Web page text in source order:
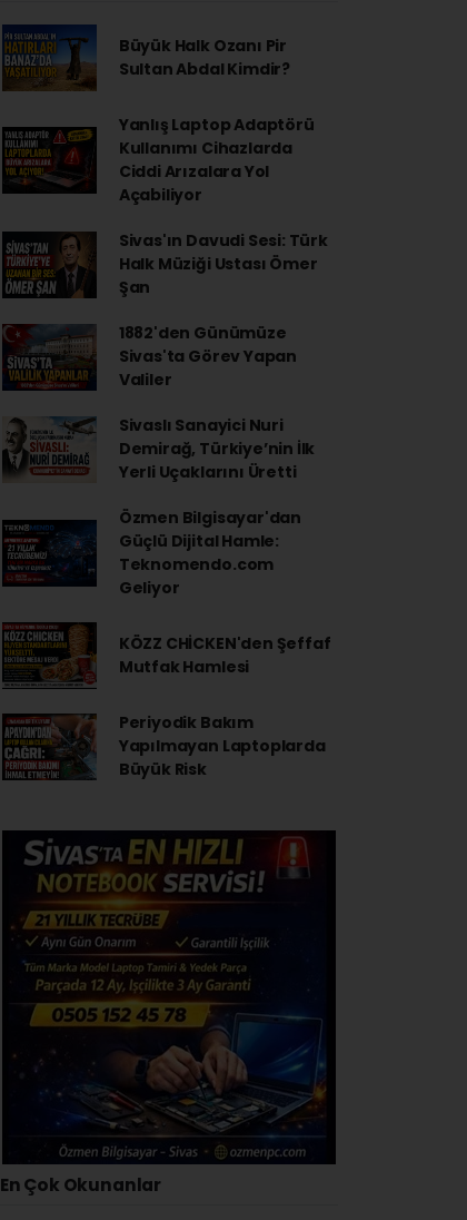
Büyük Halk Ozanı Pir
Sultan Abdal Kimdir?
Yanlış Laptop Adaptörü
Kullanımı Cihazlarda
Ciddi Arızalara Yol
Açabiliyor
Sivas'ın Davudi Sesi: Türk
Halk Müziği Ustası Ömer
Şan
1882'den Günümüze
Sivas'ta Görev Yapan
Valiler
Sivaslı Sanayici Nuri
Demirağ, Türkiye’nin İlk
Yerli Uçaklarını Üretti
Özmen Bilgisayar'dan
Güçlü Dijital Hamle:
Teknomendo.com
Geliyor
KÖZZ CHİCKEN'den Şeffaf
Mutfak Hamlesi
Periyodik Bakım
Yapılmayan Laptoplarda
Büyük Risk
En Çok Okunanlar